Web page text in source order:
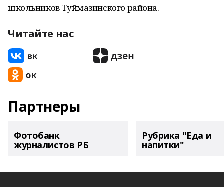
школьников Туймазинского района.
Читайте нас
Партнеры
Фотобанк
журналистов РБ
Рубрика "Еда и
напитки"